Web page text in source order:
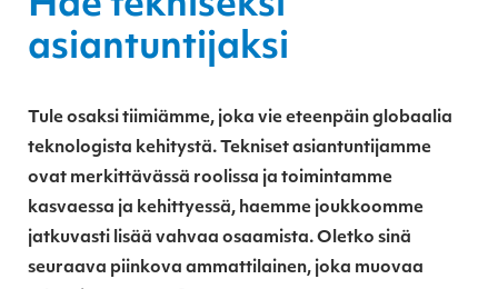
asiantuntijaksi
Tule osaksi tiimiämme, joka vie eteenpäin globaalia
teknologista kehitystä. Tekniset asiantuntijamme
ovat merkittävässä roolissa ja toimintamme
kasvaessa ja kehittyessä, haemme joukkoomme
jatkuvasti lisää vahvaa osaamista. Oletko sinä
seuraava piinkova ammattilainen, joka muovaa